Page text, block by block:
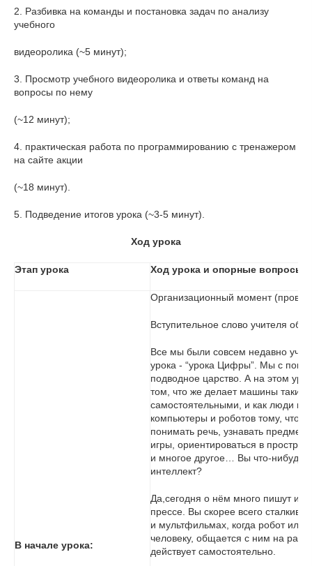
2. Разбивка на команды и постановка задач по анализу
учебного
видеоролика (~5 минут);
3. Просмотр учебного видеоролика и ответы команд на
вопросы по нему
(~12 минут);
4. практическая работа по программированию с тренажером
на сайте акции
(~18 минут).
5. Подведение итогов урока (~3-5 минут).
Ход урока
Этап урока Ход урока и опорные вопросы
В начале урока:
Организационный момент
Вступительное слово учителя об
Все мы были совсем недавно
урока - “урока Цифры”. Мы с
подводное царство. А на этом
том, что же делает машины
самостоятельными, и как люди
компьютеры и роботов тому, что
понимать речь, узнавать
игры, ориентироваться в
и многое другое… Вы что-нибудь
интеллект?
Да,сегодня о нём много пишут и
прессе. Вы скорее всего
и мультфильмах, когда робот или
человеку, общается с ним на
действует самостоятельно.